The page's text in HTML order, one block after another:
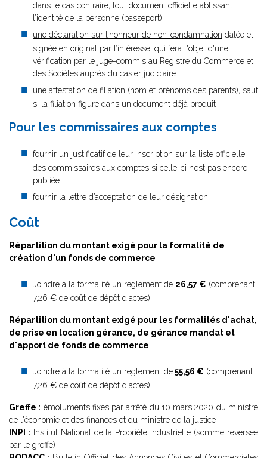
dans le cas contraire, tout document officiel établissant
l’identité de la personne (passeport)
une déclaration sur l’honneur de non-condamnation datée et
signée en original par l’intéressé, qui fera l'objet d'une
vérification par le juge-commis au Registre du Commerce et
des Sociétés auprès du casier judiciaire
une attestation de filiation (nom et prénoms des parents), sauf
si la filiation figure dans un document déjà produit
Pour les commissaires aux comptes
fournir un justificatif de leur inscription sur la liste officielle
des commissaires aux comptes si celle-ci n’est pas encore
publiée
fournir la lettre d’acceptation de leur désignation
Coût
Répartition du montant exigé pour la formalité de
création d'un fonds de commerce
Joindre à la formalité un règlement de 26,57 € (comprenant
7,26 € de coût de dépôt d'actes).
Répartition du montant exigé pour les formalités d'achat,
de prise en location gérance, de gérance mandat et
d'apport de fonds de commerce
Joindre à la formalité un règlement de55,56 € (comprenant
7,26 € de coût de dépôt d'actes).
Greffe : émoluments fixés pararrêté du 10 mars 2020 du ministre
de l'économie et des finances et du ministre de la justice
INPI : Institut National de la Propriété Industrielle (somme reversée
par le greffe)